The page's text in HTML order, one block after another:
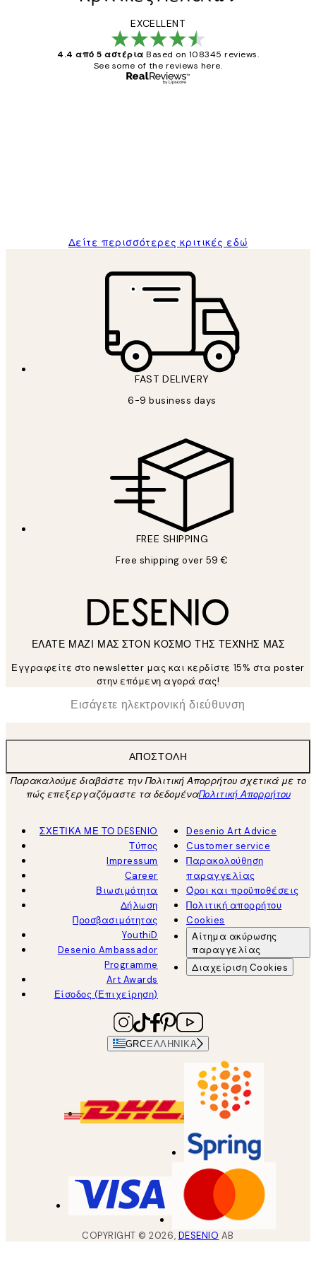
EXCELLENT
4.4 από 5 αστέρια Based on 108345 reviews.
See some of the reviews here.
Δείτε περισσότερες κριτικές εδώ
FAST DELIVERY
6-9 business days
FREE SHIPPING
Free shipping over 59 €
ΕΛΑΤΕ ΜΑΖΙ ΜΑΣ ΣΤΟΝ ΚΟΣΜΟ ΤΗΣ ΤΕΧΝΗΣ ΜΑΣ
Εγγραφείτε στο newsletter μας και κερδίστε 15% στα poster
στην επόμενη αγορά σας!
Ηλεκτρονική Διεύθυνση
ΑΠΟΣΤΟΛΉ
Παρακαλούμε διαβάστε την Πολιτική Απορρήτου σχετικά με το
πώς επεξεργαζόμαστε τα δεδομέναΠολιτική Απορρήτου
ΣΧΕΤΙΚΑ ΜΕ ΤΟ DESENIO
Τύπος
Impressum
Career
Βιωσιμότητα
Δήλωση
Προσβασιμότητας
YouthiD
Desenio Ambassador
Programme
Art Awards
Είσοδος (Επιχείρηση)
Desenio Art Advice
Customer service
Παρακολούθηση
παραγγελίας
Όροι και προϋποθέσεις
Πολιτική απορρήτου
Cookies
Αίτημα ακύρωσης
παραγγελίας
Διαχείριση Cookies
GRCΕΛΛΗΝΙΚΆ
COPYRIGHT ©2026, DESENIO AB